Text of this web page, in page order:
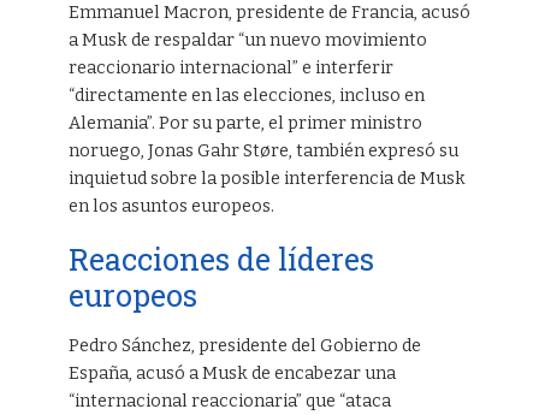
Emmanuel Macron, presidente de Francia, acusó
a Musk de respaldar “un nuevo movimiento
reaccionario internacional” e interferir
“directamente en las elecciones, incluso en
Alemania”. Por su parte, el primer ministro
noruego, Jonas Gahr Støre, también expresó su
inquietud sobre la posible interferencia de Musk
en los asuntos europeos.
Reacciones de líderes
europeos
Pedro Sánchez, presidente del Gobierno de
España, acusó a Musk de encabezar una
“internacional reaccionaria” que “ataca